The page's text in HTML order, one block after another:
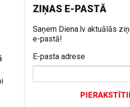
ZIŅAS E-PASTĀ
Saņem Diena.lv aktuālās
e-pastā!
E-pasta adrese